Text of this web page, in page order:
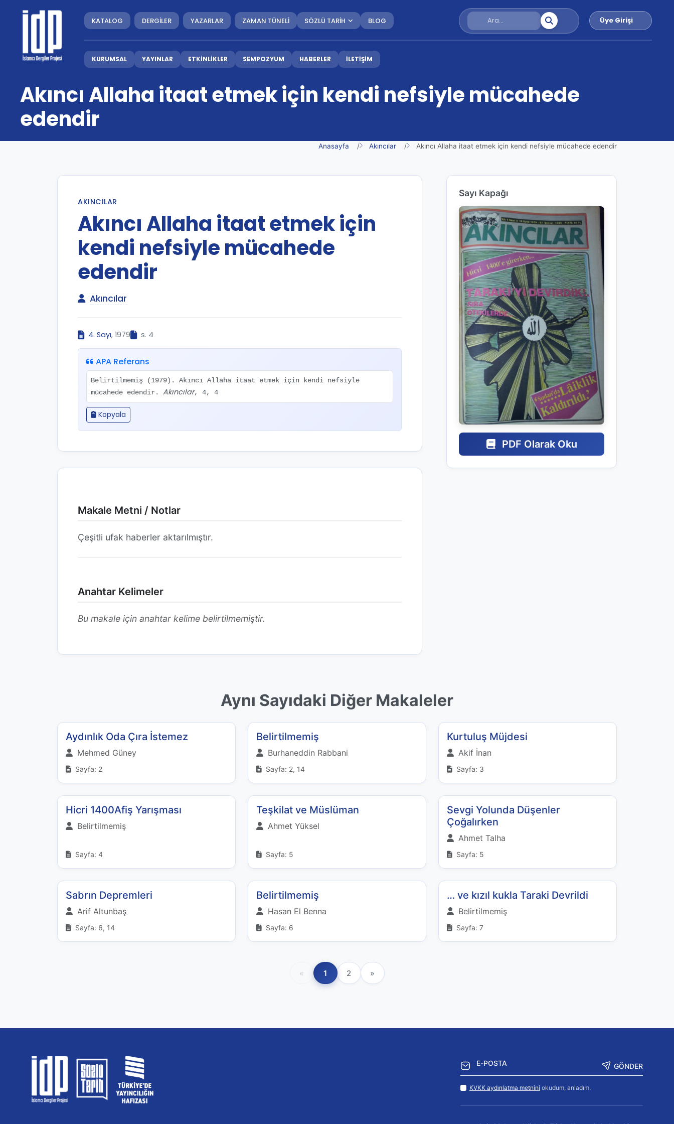
KATALOG DERGİLER YAZARLAR ZAMAN TÜNELİ SÖZLÜ TARİH BLOG Üye Girişi
KURUMSAL YAYINLAR ETKİNLİKLER SEMPOZYUM HABERLER İLETİŞİM
Akıncı Allaha itaat etmek için kendi nefsiyle mücahede
edendir
Anasayfa Akıncılar Akıncı Allaha itaat etmek için kendi nefsiyle mücahede edendir
AKINCILAR
Akıncı Allaha itaat etmek için
kendi nefsiyle mücahede
edendir
Akıncılar
4. Sayı, 1979 s. 4
APA Referans
Belirtilmemiş (1979). Akıncı Allaha itaat etmek için kendi nefsiyle
mücahede edendir. Akıncılar, 4, 4
Kopyala
Makale Metni / Notlar
Çeşitli ufak haberler aktarılmıştır.
Anahtar Kelimeler
Bu makale için anahtar kelime belirtilmemiştir.
Sayı Kapağı
PDF Olarak Oku
Aynı Sayıdaki Diğer Makaleler
Aydınlık Oda Çıra İstemez
Mehmed Güney
Sayfa: 2
Belirtilmemiş
Burhaneddin Rabbani
Sayfa: 2, 14
Kurtuluş Müjdesi
Akif İnan
Sayfa: 3
Hicri 1400Afiş Yarışması
Belirtilmemiş
Sayfa: 4
Teşkilat ve Müslüman
Ahmet Yüksel
Sayfa: 5
Sevgi Yolunda Düşenler
Çoğalırken
Ahmet Talha
Sayfa: 5
Sabrın Depremleri
Arif Altunbaş
Sayfa: 6, 14
Belirtilmemiş
Hasan El Benna
Sayfa: 6
… ve kızıl kukla Taraki Devrildi
Belirtilmemiş
Sayfa: 7
« 1 2 »
GÖNDER
KVKK aydınlatma metnini okudum, anladım.